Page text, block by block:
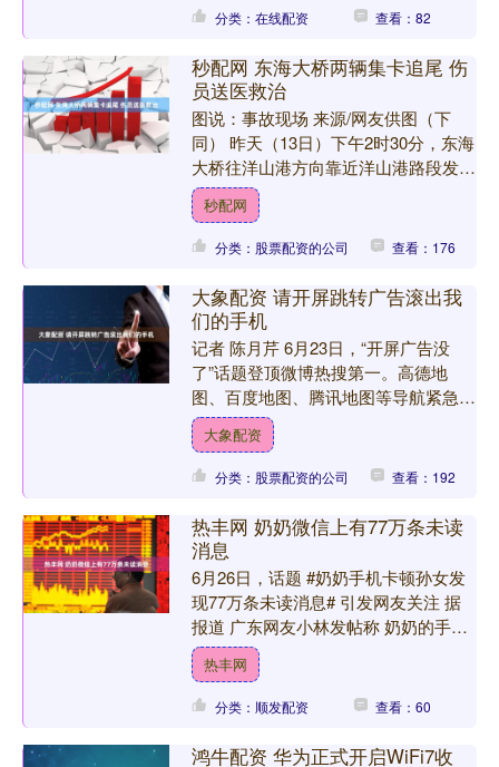
分类：在线配资 查看：82
秒配网 东海大桥两辆集卡追尾 伤
员送医救治
图说：事故现场 来源/网友供图（下
同） 昨天（13日）下午2时30分，东海
大桥往洋山港方向靠近洋山港路段发生
一起两辆集卡追尾事故，造成后车驾驶
室严重凹陷。记者了....
秒配网
分类：股票配资的公司 查看：176
大象配资 请开屏跳转广告滚出我
们的手机
记者 陈月芹 6月23日，“开屏广告没
了”话题登顶微博热搜第一。高德地
图、百度地图、腾讯地图等导航紧急下
线开屏广告，用户终于实现了点击图标
即秒进首页——这个你以....
大象配资
分类：股票配资的公司 查看：192
热丰网 奶奶微信上有77万条未读
消息
6月26日，话题 #奶奶手机卡顿孙女发
现77万条未读消息# 引发网友关注 据
报道 广东网友小林发帖称 奶奶的手机
近期异常卡顿 她帮忙查看时才发现 微
信里塞满了各....
热丰网
分类：顺发配资 查看：60
鸿牛配资 华为正式开启WiFi7收